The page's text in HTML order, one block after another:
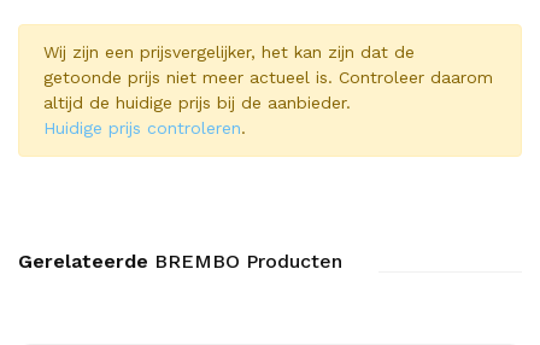
Wij zijn een prijsvergelijker, het kan zijn dat de
getoonde prijs niet meer actueel is. Controleer daarom
altijd de huidige prijs bij de aanbieder.
Huidige prijs controleren.
Gerelateerde BREMBO Producten